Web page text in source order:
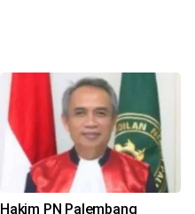
Hakim PN Palembang